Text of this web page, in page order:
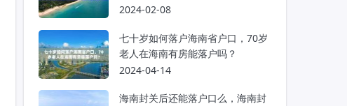
2024-02-08
七十岁如何落户海南省户口，70岁
老人在海南有房能落户吗？
2024-04-14
海南封关后还能落户口么，海南封